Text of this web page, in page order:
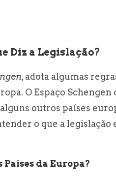
Diz a Legislação?
, adota algumas
O Espaço
outros países
o que a legislação
Países da Europa?